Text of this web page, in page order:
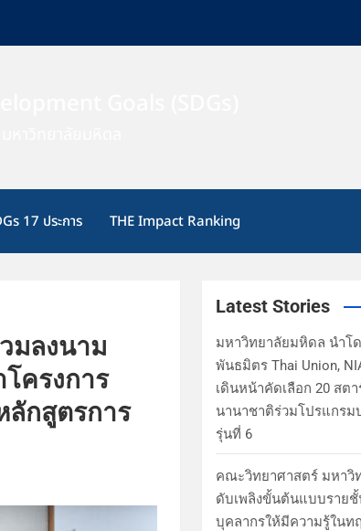
17 ประการ THE Impact Ranking
มลงนาม
ครงการ
กสูตรการ
Latest Stories
มหาวิทยาลัยมหิดล นำโ
พันธมิตร Thai Union,
เดินหน้าคัดเลือก 20 สต
นานาชาติร่วมโปรแกรม
รุ่นที่ 6
คณะวิทยาศาสตร์ มหา
ดับเพลิงขั้นต้นแบบรายชั้
บุคลากรให้มีความรู้ในท